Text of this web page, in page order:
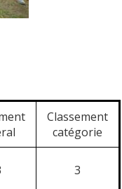
Classement
catégorie
3